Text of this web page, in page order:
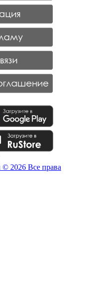
2026 Все права